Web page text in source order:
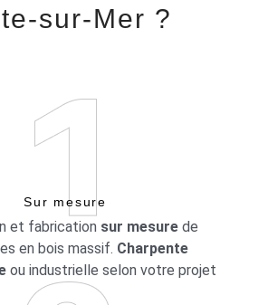
sur-Mer ?
Sur mesure
et fabrication sur mesurede
en bois massif. Charpente
ou industrielle selon votre projet